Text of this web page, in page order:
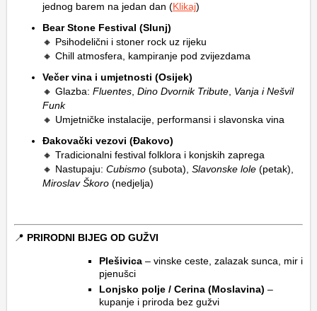
jednog barem na jedan dan (Klikaj)
Bear Stone Festival (Slunj)
🔸 Psihodelični i stoner rock uz rijeku
🔸 Chill atmosfera, kampiranje pod zvijezdama
Večer vina i umjetnosti (Osijek)
🔸 Glazba: Fluentes Dino Dvornik Tribute Vanja i Nešvil
Funk
🔸 Umjetničke instalacije, performansi i slavonska vina
Đakovački vezovi (Đakovo)
🔸 Tradicionalni festival folklora i konjskih zaprega
🔸 Nastupaju: Cubismo (subota), Slavonske lole (petak),
Miroslav Škoro (nedjelja)
📍 PRIRODNI BIJEG OD GUŽVI
Plešivica – vinske ceste, zalazak sunca, mir i
pjenušci
Lonjsko polje / Cerina (Moslavina) –
kupanje i priroda bez gužvi